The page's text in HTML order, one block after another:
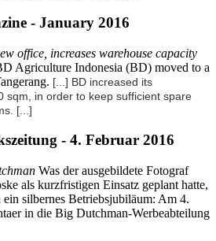
- January 2016
office, increases warehouse capacity
Agriculture Indonesia (BD) moved to a
[...] BD increased its
sqm, in order to keep sufficient spare
[...]
- 4. Februar 2016
Was der ausgebildete Fotograf
als kurzfristigen Einsatz geplant hatte,
silbernes Betriebsjubiläum: Am 4.
in die Big Dutchman-Werbeabteilung